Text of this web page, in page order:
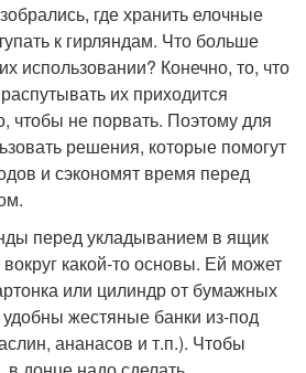
где хранить елочные
к гирляндам. Что больше
использовании? Конечно, то, что
их приходится
чтобы не порвать. Поэтому для
решения, которые помогут
и сэкономят время перед
перед укладыванием в ящик
какой-то основы. Ей может
или цилиндр от бумажных
жестяные банки из-под
ананасов и т.п.). Чтобы